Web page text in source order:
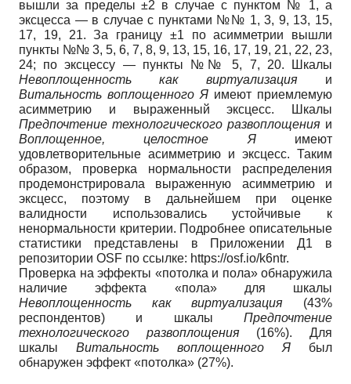
вышли за пределы ±2 в случае с пунктом № 1, а
эксцесса — в случае с пунктами №№ 1, 3, 9, 13, 15,
17, 19, 21. За границу ±1 по асимметрии вышли
пункты №№ 3, 5, 6, 7, 8, 9, 13, 15, 16, 17, 19, 21, 22, 23,
24; по эксцессу — пункты №№ 5, 7, 20. Шкалы
Невоплощенность как виртуализация и
Витальность воплощенного Я имеют приемлемую
асимметрию и выраженный эксцесс. Шкалы
Предпочтение технологического развоплощения и
Воплощенное, целостное Яимеют
удовлетворительные асимметрию и эксцесс. Таким
образом, проверка нормальности распределения
продемонстрировала выраженную асимметрию и
эксцесс, поэтому в дальнейшем при оценке
валидности использовались устойчивые к
ненормальности критерии. Подробнее описательные
статистики представлены в Приложении Д1 в
репозитории OSF по ссылке: https://osf.io/k6ntr.
Проверка на эффекты «потолка и пола» обнаружила
наличие эффекта «пола» для шкалы
Невоплощенность как виртуализация (43%
респондентов) и шкалы Предпочтение
технологического развоплощения(16%). Для
шкалы Витальность воплощенного Я был
обнаружен эффект «потолка» (27%).